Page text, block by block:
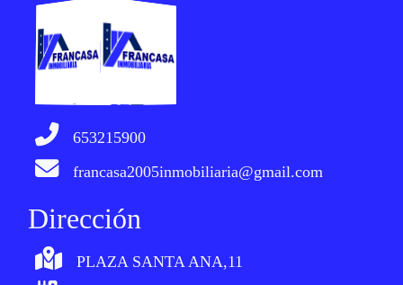
653215900
francasa2005inmobiliaria@gmail.com
Dirección
PLAZA SANTA ANA,11